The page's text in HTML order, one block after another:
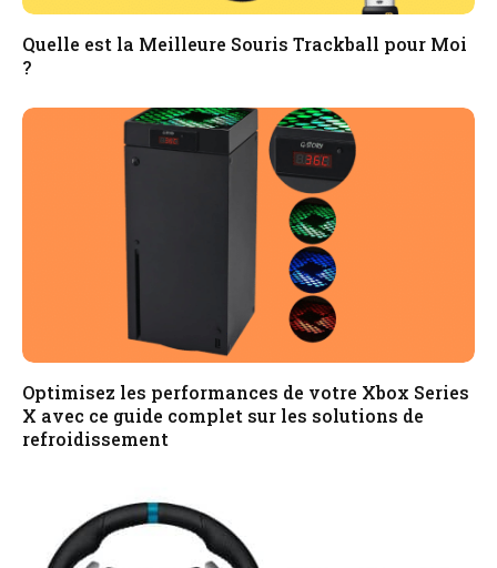
Quelle est la Meilleure Souris Trackball pour Moi
?
Optimisez les performances de votre Xbox Series
X avec ce guide complet sur les solutions de
refroidissement